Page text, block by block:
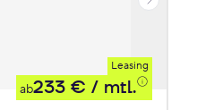
Leasing
ab233 € / mtl.